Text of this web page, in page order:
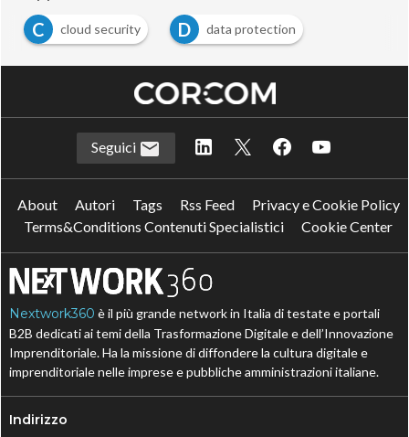
C
cloud security D data protection
Seguici
About Autori Tags Rss Feed
Privacy e Cookie Policy
Terms&Conditions Contenuti Specialistici
Cookie Center
Nextwork360 è il più grande network in Italia di testate e portali
B2B dedicati ai temi della Trasformazione Digitale e dell’Innovazione
Imprenditoriale. Ha la missione di diffondere la cultura digitale e
imprenditoriale nelle imprese e pubbliche amministrazioni italiane.
Indirizzo